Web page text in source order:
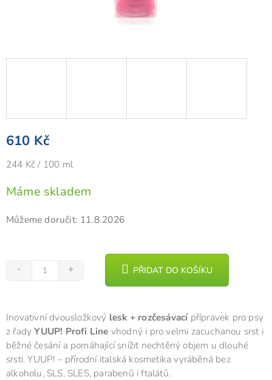
610 Kč
Měrná
244 Kč / 100 ml
Máme skladem
Můžeme doručit: 11.8.2026
PŘIDAT DO KOŠÍKU
Inovativní dvousložkový lesk + rozčesávacípřípravek pro psy
z řadyYUUP! Profi Line vhodný i pro velmi zacuchanou srst i
běžné česání a pomáhající snížit nechtěný objem u dlouhé
srsti. YUUP! – přírodní italská kosmetika vyráběná bez
alkoholu, SLS, SLES, parabenů i ftalátů.